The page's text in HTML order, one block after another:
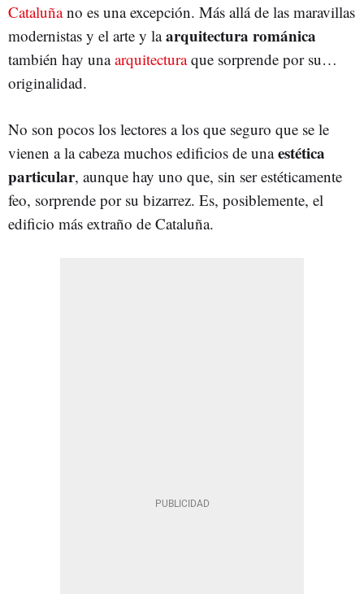
Cataluñano es una excepción. Más allá de las maravillas
modernistas y el arte y laarquitectura románica
también hay unaarquitecturaque sorprende por su…
originalidad.
No son pocos los lectores a los que seguro que se le
vienen a la cabeza muchos edificios de unaestética
particular, aunque hay uno que, sin ser estéticamente
feo, sorprende por su bizarrez. Es, posiblemente, el
edificio más extraño de Cataluña.